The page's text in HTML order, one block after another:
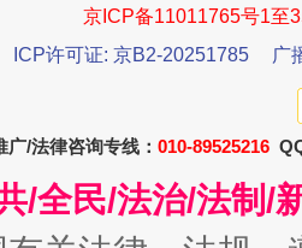
京ICP备11011765号1至
ICP许可证: 京B2-20251785
广
/法律咨询专线： 010-89525216
/全民/法治/法制/